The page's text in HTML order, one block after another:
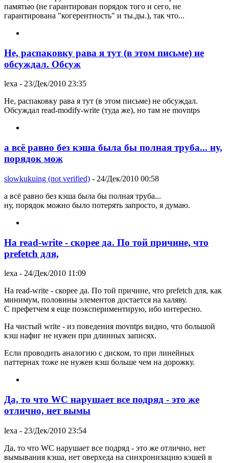
памятью (не гарантирован порядок того и сего, не
гарантирована "когерентность" и ты.ды.), так что...
Не, распаковку рава я тут (в этом письме) не
обсуждал. Обсуж
lexa - 23/Дек/2010 23:35
Не, распаковку рава я тут (в этом письме) не обсуждал.
Обсуждал read-modify-write (туда же), но там не movntps
а всё равно без кэша была бы полная труба... ну,
порядок мож
slowkukuing (not verified) - 24/Дек/2010 00:58
а всё равно без кэша была бы полная труба...
ну, порядок можно было потерять запросто, я думаю.
На read-write - скорее да. По той причине, что
prefetch для,
lexa - 24/Дек/2010 11:09
На read-write - скорее да. По той причине, что prefetch для, как
минимум, половины элементов достается на халяву.
С префетчем я еще поэкспериментирую, ибо интересно.
На чистый write - из поведения movntps видно, что большой
кэш нафиг не нужен при длинных записях.
Если проводить аналогию с диском, то при линейных
паттернах тоже не нужен кэш больше чем на дорожку.
Да, то что WC нарушает все подряд - это же
отлично, нет вымы
lexa - 23/Дек/2010 23:54
Да, то что WC нарушает все подряд - это же отлично, нет
вымывания кэша, нет оверхеда на синхронизацию кэшей в